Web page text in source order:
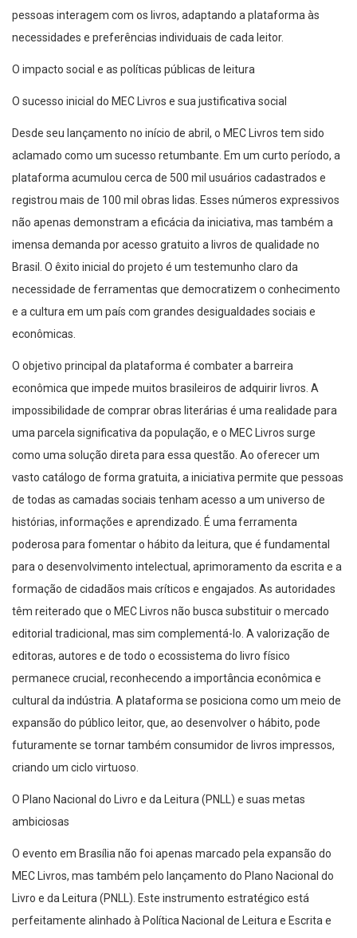
pessoas interagem com os livros, adaptando a plataforma às
necessidades e preferências individuais de cada leitor.
O impacto social e as políticas públicas de leitura
O sucesso inicial do MEC Livros e sua justificativa social
Desde seu lançamento no início de abril, o MEC Livros tem sido
aclamado como um sucesso retumbante. Em um curto período, a
plataforma acumulou cerca de 500 mil usuários cadastrados e
registrou mais de 100 mil obras lidas. Esses números expressivos
não apenas demonstram a eficácia da iniciativa, mas também a
imensa demanda por acesso gratuito a livros de qualidade no
Brasil. O êxito inicial do projeto é um testemunho claro da
necessidade de ferramentas que democratizem o conhecimento
e a cultura em um país com grandes desigualdades sociais e
econômicas.
O objetivo principal da plataforma é combater a barreira
econômica que impede muitos brasileiros de adquirir livros. A
impossibilidade de comprar obras literárias é uma realidade para
uma parcela significativa da população, e o MEC Livros surge
como uma solução direta para essa questão. Ao oferecer um
vasto catálogo de forma gratuita, a iniciativa permite que pessoas
de todas as camadas sociais tenham acesso a um universo de
histórias, informações e aprendizado. É uma ferramenta
poderosa para fomentar o hábito da leitura, que é fundamental
para o desenvolvimento intelectual, aprimoramento da escrita e a
formação de cidadãos mais críticos e engajados. As autoridades
têm reiterado que o MEC Livros não busca substituir o mercado
editorial tradicional, mas sim complementá-lo. A valorização de
editoras, autores e de todo o ecossistema do livro físico
permanece crucial, reconhecendo a importância econômica e
cultural da indústria. A plataforma se posiciona como um meio de
expansão do público leitor, que, ao desenvolver o hábito, pode
futuramente se tornar também consumidor de livros impressos,
criando um ciclo virtuoso.
O Plano Nacional do Livro e da Leitura (PNLL) e suas metas
ambiciosas
O evento em Brasília não foi apenas marcado pela expansão do
MEC Livros, mas também pelo lançamento do Plano Nacional do
Livro e da Leitura (PNLL). Este instrumento estratégico está
perfeitamente alinhado à Política Nacional de Leitura e Escrita e